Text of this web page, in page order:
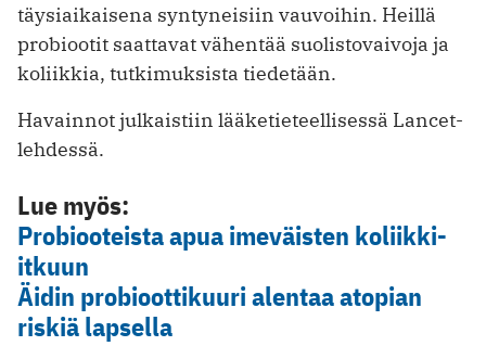
täysiaikaisena syntyneisiin vauvoihin. Heillä
probiootit saattavat vähentää suolistovaivoja ja
koliikkia, tutkimuksista tiedetään.
Havainnot julkaistiin lääketieteellisessä Lancet-
lehdessä.
Lue myös:
Probiooteista apua imeväisten koliikki-
itkuun
Äidin probioottikuuri alentaa atopian
riskiä lapsella